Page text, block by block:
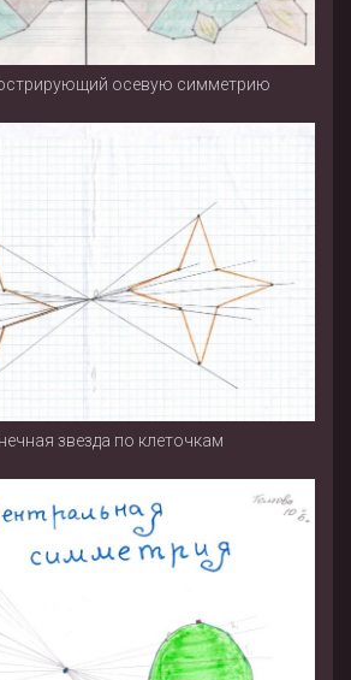
осевую симметрию
звезда по клеточкам